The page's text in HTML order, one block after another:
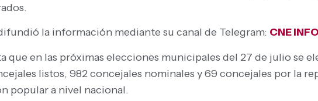
la información mediante su canal de Telegram: CNE
que en las próximas elecciones municipales del 27 de julio se
listos, 982 concejales nominales y 69 concejales por la
popular a nivel nacional.